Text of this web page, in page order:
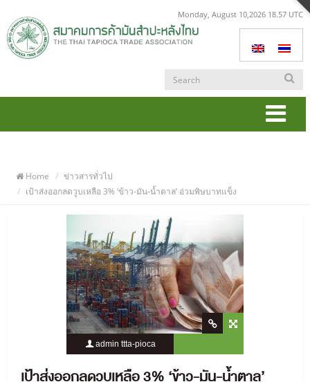
Monday, August 10,2026 18.57 UTC
Home
ข่าวสารทั่วไป
เป้าส่งออกลดวูบเหลือ 3% ‘ข้าว-มัน-น้ำตาล’ อ่วมพิษบาทแข็ง
admin ttta-pioca
เป้าส่งออกลดวูบเหลือ 3% ‘ข้าว-มัน-น้ำตาล’